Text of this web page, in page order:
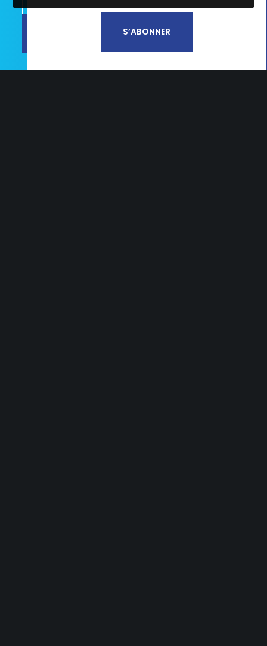
Li e aceito aPolítica de Privacidade e
SUBSCREVER
S’ABONNER